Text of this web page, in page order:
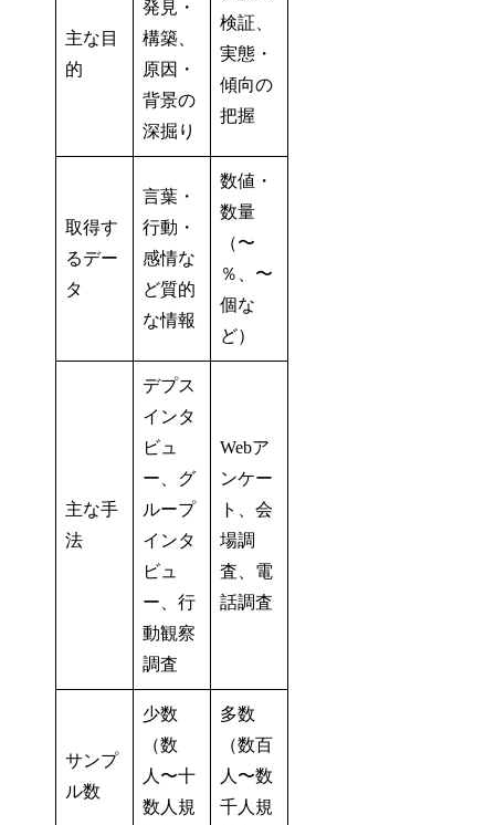
主な目
的
発見・
構築、
原因・
背景の
深掘り
検証、
実態・
傾向の
把握
取得す
るデー
タ
言葉・
行動・
感情な
ど質的
な情報
数値・
数量
（〜
％、〜
個な
ど）
主な手
法
デプス
インタ
ビュ
ー、グ
ループ
インタ
ビュ
ー、行
動観察
調査
Webア
ンケー
ト、会
場調
査、電
話調査
サンプ
ル数
少数
（数
人〜十
数人規
多数
（数百
人〜数
千人規